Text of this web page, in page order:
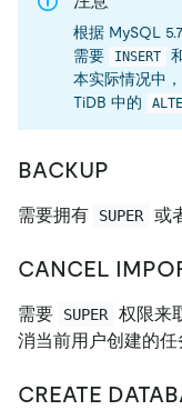
根据 MySQL
需要
INSERT
本实际情况中
TiDB 中的
BACKUP
需要拥有 SUPER 或
CANCEL
需要 SUPER
权限来
消当前用户创建的任
CREATE